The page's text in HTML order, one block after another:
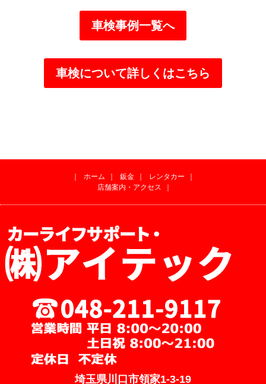
車検事例一覧へ
車検について詳しくはこちら
｜ ホーム ｜ 鈑金 ｜ レンタカー
｜
店舗案内・アクセス
｜
埼玉県川口市領家1-3-19